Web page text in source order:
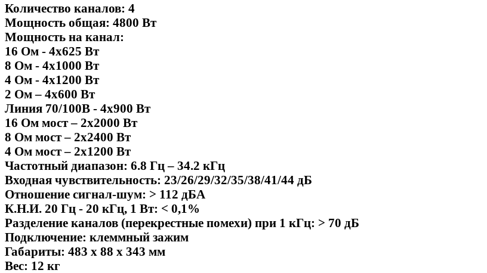
Количество каналов: 4
Мощность общая: 4800 Вт
Мощность на канал:
16 Ом - 4х625 Вт
8 Ом - 4х1000 Вт
4 Ом - 4х1200 Вт
2 Ом – 4х600 Вт
Линия 70/100В - 4х900 Вт
16 Ом мост – 2х2000 Вт
8 Ом мост – 2х2400 Вт
4 Ом мост – 2х1200 Вт
Частотный диапазон: 6.8 Гц – 34.2 кГц
Входная чувствительность: 23/26/29/32/35/38/41/44 дБ
Отношение сигнал-шум: > 112 дБА
К.Н.И. 20 Гц - 20 кГц, 1 Вт: < 0,1%
Разделение каналов (перекрестные помехи) при 1 кГц: > 70 дБ
Подключение: клеммный зажим
Габариты: 483 х 88 х 343 мм
Вес: 12 кг